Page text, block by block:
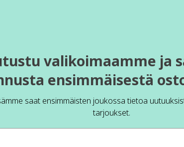
valikoimaamme ja
ensimmäisestä
saat ensimmäisten joukossa tietoa
tarjoukset.